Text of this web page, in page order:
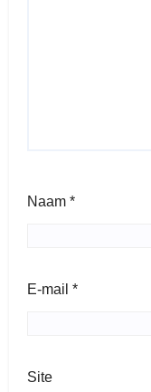
Naam *
E-mail *
Site